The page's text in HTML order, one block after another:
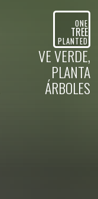
ONE
TREE
PLANTED
VE VERDE,
PLANTA
ÁRBOLES